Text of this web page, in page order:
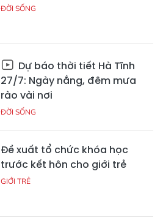
ĐỜI SỐNG
Dự báo thời tiết Hà Tĩnh
27/7: Ngày nắng, đêm mưa
rào vài nơi
ĐỜI SỐNG
Đề xuất tổ chức khóa học
trước kết hôn cho giới trẻ
GIỚI TRẺ